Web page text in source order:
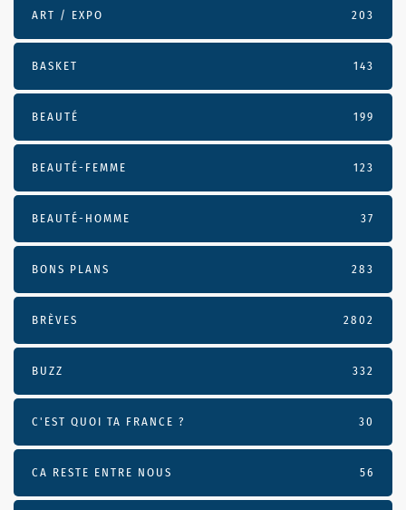
ART / EXPO 203
BASKET 143
BEAUTÉ 199
BEAUTÉ-FEMME 123
BEAUTÉ-HOMME 37
BONS PLANS 283
BRÈVES 2802
BUZZ 332
C'EST QUOI TA FRANCE ? 30
CA RESTE ENTRE NOUS 56